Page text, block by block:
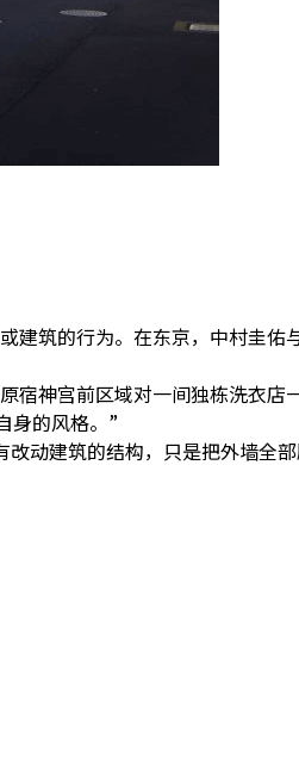
建筑的行为。 在东京，中村圭佑
宿神宫前区域对一间独栋洗衣店
身的风格。”
动建筑的结构，只是把外墙全